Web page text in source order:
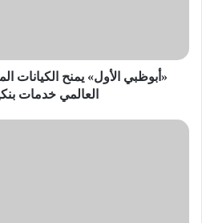
العالمي
خدمات«أبوظبي الأول» يمنح
العالمي خدمات
رسميًا..